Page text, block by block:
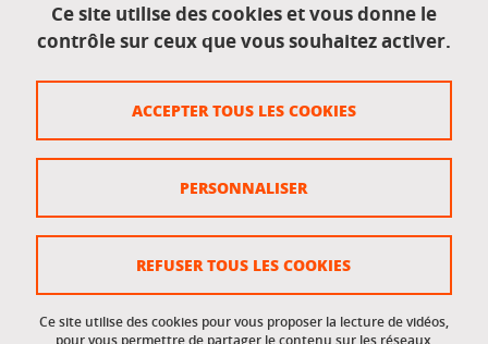
Données personnelles
Crédits
Gestion des cookies
Accessibilité : non conforme
Accès réservés
Ce site utilise des cookies et vous donne le
contrôle sur ceux que vous souhaitez activer.
Ce site utilise des cookies pour vous proposer la lecture de vidéos,
pour vous permettre de partager le contenu sur les réseaux
ACCEPTER TOUS LES COOKIES
REFUSER TOUS LES COOKIES
PERSONNALISER